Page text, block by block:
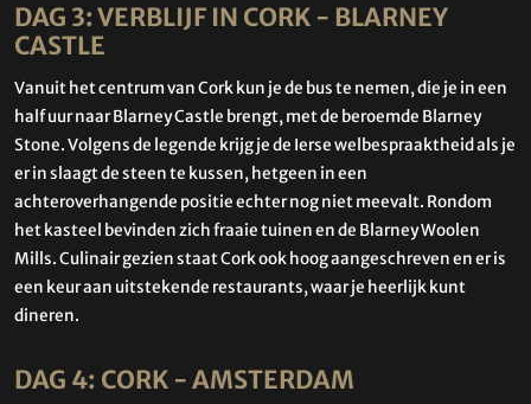
DAG 3: VERBLIJF IN CORK - BLARNEY
CASTLE
Vanuit het centrum van Cork kun je de bus te nemen, die je in een
half uur naar Blarney Castle brengt, met de beroemde Blarney
Stone. Volgens de legende krijg je de Ierse welbe­spraaktheid als je
er in slaagt de steen te kussen, hetgeen in een
achteroverhangende positie echter nog niet mee­valt. Rondom
het kasteel bevinden zich fraaie tuinen en de Blarney Woolen
Mills. Culinair gezien staat Cork ook hoog aangeschreven en er is
een keur aan uitstekende restaurants, waar je heerlijk kunt
dineren.
DAG 4: CORK - AMSTERDAM